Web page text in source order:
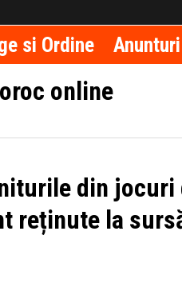
si Ordine Anunturi
online
din jocuri
reținute la